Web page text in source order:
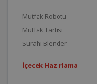
Mutfak Robotu
Mutfak Tartısı
Sürahi Blender
İçecek Hazırlama